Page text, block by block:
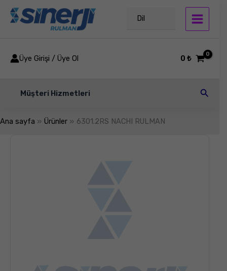
İçeriğe
atla
Dil
Üye Girişi / Üye Ol 0₺
Müşteri Hizmetleri Arama
Ana sayfa Ürünler 6301.2RS NACHI RULMAN